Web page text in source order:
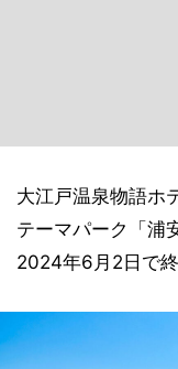
大江戸温泉物語ホ
テーマパーク「浦
2024年6月2日で